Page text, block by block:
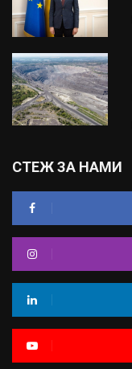
СТЕЖ ЗА НАМИ